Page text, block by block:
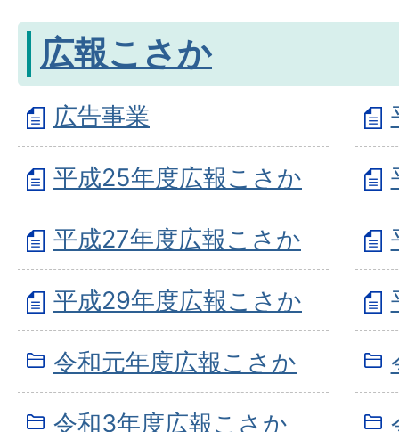
広報こさか
広告事業
平成25年度広報こさか
平成27年度広報こさか
平成29年度広報こさか
令和元年度広報こさか
令和3年度広報こさか